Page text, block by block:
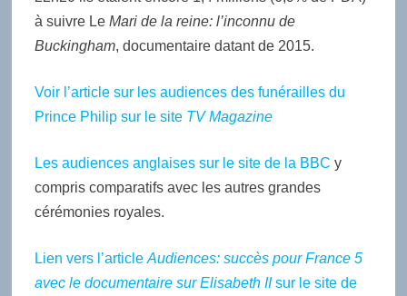
à suivre Le Mari de la reine: l’inconnu de
Buckingham, documentaire datant de 2015.
Voir l’article sur les audiences des funérailles du
Prince Philip sur le site TV Magazine
Les audiences anglaises sur le site de la BBC y
compris comparatifs avec les autres grandes
cérémonies royales.
Lien vers l’articleAudiences: succès pour France 5
avec le documentaire sur Elisabeth IIsur le site de